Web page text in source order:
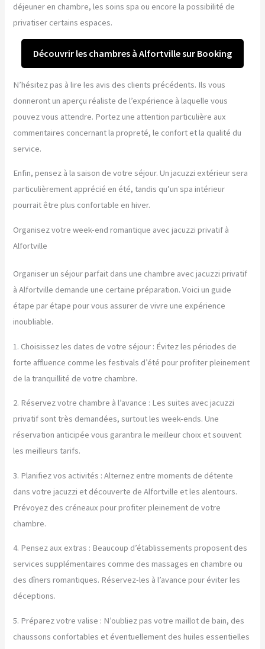
déjeuner en chambre, les soins spa ou encore la possibilité de
privatiser certains espaces.
Découvrir les chambres à Alfortville sur Booking
N’hésitez pas à lire les avis des clients précédents. Ils vous
donneront un aperçu réaliste de l’expérience à laquelle vous
pouvez vous attendre. Portez une attention particulière aux
commentaires concernant la propreté, le confort et la qualité du
service.
Enfin, pensez à la saison de votre séjour. Un jacuzzi extérieur sera
particulièrement apprécié en été, tandis qu’un spa intérieur
pourrait être plus confortable en hiver.
Organisez votre week-end romantique avec jacuzzi privatif à
Alfortville
Organiser un séjour parfait dans une chambre avec jacuzzi privatif
à Alfortville demande une certaine préparation. Voici un guide
étape par étape pour vous assurer de vivre une expérience
inoubliable.
1. Choisissez les dates de votre séjour : Évitez les périodes de
forte affluence comme les festivals d’été pour profiter pleinement
de la tranquillité de votre chambre.
2. Réservez votre chambre à l’avance : Les suites avec jacuzzi
privatif sont très demandées, surtout les week-ends. Une
réservation anticipée vous garantira le meilleur choix et souvent
les meilleurs tarifs.
3. Planifiez vos activités : Alternez entre moments de détente
dans votre jacuzzi et découverte de Alfortville et les alentours.
Prévoyez des créneaux pour profiter pleinement de votre
chambre.
4. Pensez aux extras : Beaucoup d’établissements proposent des
services supplémentaires comme des massages en chambre ou
des dîners romantiques. Réservez-les à l’avance pour éviter les
déceptions.
5. Préparez votre valise : N’oubliez pas votre maillot de bain, des
chaussons confortables et éventuellement des huiles essentielles